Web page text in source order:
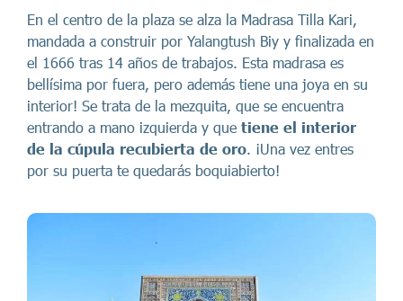
En el centro de la plaza se alza la Madrasa Tilla Kari,
mandada a construir por Yalangtush Biy y finalizada en
el 1666 tras 14 años de trabajos. Esta madrasa es
bellísima por fuera, pero además tiene una joya en su
interior! Se trata de la mezquita, que se encuentra
entrando a mano izquierda y que tiene el interior
de la cúpula recubierta de oro. ¡Una vez entres
por su puerta te quedarás boquiabierto!